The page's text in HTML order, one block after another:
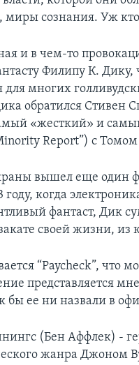
сознания. Уж
и в чем-то
Филипу К.
для многих
обратился Стивен
«жесткий» и
Report”) с Томом
вышел еще один
году, когда
фантаст, Дик
своей жизни, из
“Paycheck”, что
представляется
бы ее ни назвали в
(Бен Аффлек) -
жанра Джоном